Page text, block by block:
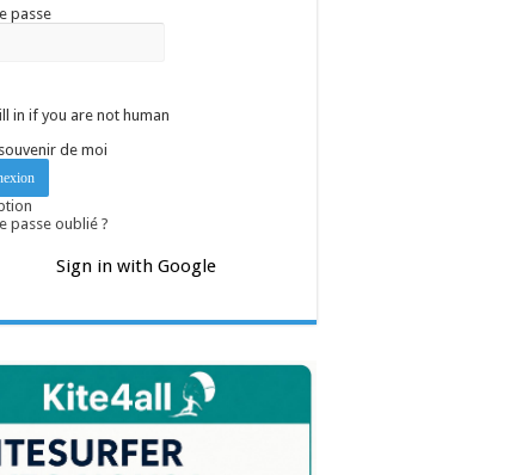
passe
in if you are not human
de moi
passe oublié ?
Sign in with Google